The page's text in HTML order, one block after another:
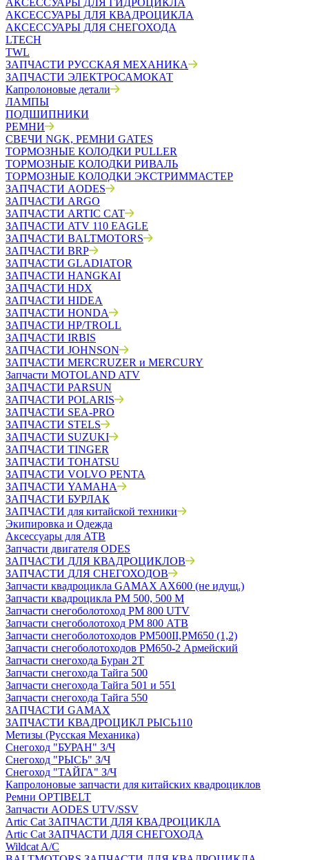
АКСЕССУАРЫ ДЛЯ ГИДРОЦИКЛА
АКСЕССУАРЫ ДЛЯ КВАДРОЦИКЛА
АКСЕССУАРЫ ДЛЯ СНЕГОХОДА
LTECH
TWL
ЗАПЧАСТИ РУССКАЯ МЕХАНИКА
ЗАПЧАСТИ ЭЛЕКТРОСАМОКАТ
Капролоновые детали
ЛАМПЫ
ПОДШИПНИКИ
РЕМНИ
СВЕЧИ NGK, РЕМНИ GATES
ТОРМОЗНЫЕ КОЛОДКИ PULLER
ТОРМОЗНЫЕ КОЛОДКИ РИВАЛЬ
ТОРМОЗНЫЕ КОЛОДКИ ЭКСТРИММАСТЕР
ЗАПЧАСТИ AODES
ЗАПЧАСТИ ARGO
ЗАПЧАСТИ ARTIC CAT
ЗАПЧАСТИ ATV 110 EAGLE
ЗАПЧАСТИ BALTMOTORS
ЗАПЧАСТИ BRP
ЗАПЧАСТИ GLADIATOR
ЗАПЧАСТИ HANGKAI
ЗАПЧАСТИ HDX
ЗАПЧАСТИ HIDEA
ЗАПЧАСТИ HONDA
ЗАПЧАСТИ HP/TROLL
ЗАПЧАСТИ IRBIS
ЗАПЧАСТИ JOHNSON
ЗАПЧАСТИ MERCRUZER и MERCURY
Запчасти MOTOLAND ATV
ЗАПЧАСТИ PARSUN
ЗАПЧАСТИ POLARIS
ЗАПЧАСТИ SEA-PRO
ЗАПЧАСТИ STELS
ЗАПЧАСТИ SUZUKI
ЗАПЧАСТИ TINGER
ЗАПЧАСТИ TOHATSU
ЗАПЧАСТИ VOLVO PENTA
ЗАПЧАСТИ YAMAHA
ЗАПЧАСТИ БУРЛАК
ЗАПЧАСТИ для китайской техники
Экипировка и Одежда
Аксессуары для АТВ
Запчасти двигателя ODES
ЗАПЧАСТИ ДЛЯ КВАДРОЦИКЛОВ
ЗАПЧАСТИ ДЛЯ СНЕГОХОДОВ
Запчасти квадроцикла GAMAX AX600 (не идущ.)
Запчасти квадроцикла РМ 500, 500 М
Запчасти снегоболотоход РМ 800 UTV
Запчасти снегоболотоход РМ 800 АТВ
Запчасти снегоболотоходов РМ500II,РМ650 (1,2)
Запчасти снегоболотоходов РМ650-2 Армейский
Запчасти снегохода Буран 2Т
Запчасти снегохода Тайга 500
Запчасти снегохода Тайга 501 и 551
Запчасти снегохода Тайга 550
ЗАПЧАСТИ GAMAX
ЗАПЧАСТИ КВАДРОЦИКЛ РЫСЬ110
Метизы (Русская Механика)
Снегоход "БУРАН" З/Ч
Снегоход "РЫСЬ" З/Ч
Снегоход "ТАЙГА" З/Ч
Капролоновые запчасти для китайских квадроциклов
Ремни OPTIBELT
Запчасти AODES UTV/SSV
Artic Cat ЗАПЧАСТИ ДЛЯ КВАДРОЦИКЛА
Artic Cat ЗАПЧАСТИ ДЛЯ СНЕГОХОДА
Wildcat A/C